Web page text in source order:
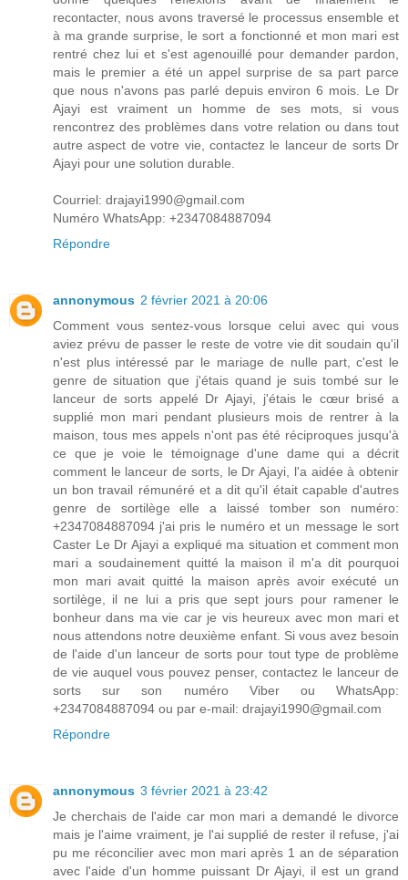
recontacter, nous avons traversé le processus ensemble et
à ma grande surprise, le sort a fonctionné et mon mari est
rentré chez lui et s'est agenouillé pour demander pardon,
mais le premier a été un appel surprise de sa part parce
que nous n'avons pas parlé depuis environ 6 mois. Le Dr
Ajayi est vraiment un homme de ses mots, si vous
rencontrez des problèmes dans votre relation ou dans tout
autre aspect de votre vie, contactez le lanceur de sorts Dr
Ajayi pour une solution durable.
Courriel: drajayi1990@gmail.com
Numéro WhatsApp: +2347084887094
Répondre
annonymous 2 février 2021 à 20:06
Comment vous sentez-vous lorsque celui avec qui vous
aviez prévu de passer le reste de votre vie dit soudain qu'il
n'est plus intéressé par le mariage de nulle part, c'est le
genre de situation que j'étais quand je suis tombé sur le
lanceur de sorts appelé Dr Ajayi, j'étais le cœur brisé a
supplié mon mari pendant plusieurs mois de rentrer à la
maison, tous mes appels n'ont pas été réciproques jusqu'à
ce que je voie le témoignage d'une dame qui a décrit
comment le lanceur de sorts, le Dr Ajayi, l'a aidée à obtenir
un bon travail rémunéré et a dit qu'il était capable d'autres
genre de sortilège elle a laissé tomber son numéro:
+2347084887094 j'ai pris le numéro et un message le sort
Caster Le Dr Ajayi a expliqué ma situation et comment mon
mari a soudainement quitté la maison il m'a dit pourquoi
mon mari avait quitté la maison après avoir exécuté un
sortilège, il ne lui a pris que sept jours pour ramener le
bonheur dans ma vie car je vis heureux avec mon mari et
nous attendons notre deuxième enfant. Si vous avez besoin
de l'aide d'un lanceur de sorts pour tout type de problème
de vie auquel vous pouvez penser, contactez le lanceur de
sorts sur son numéro Viber ou WhatsApp:
+2347084887094 ou par e-mail: drajayi1990@gmail.com
Répondre
annonymous 3 février 2021 à 23:42
Je cherchais de l'aide car mon mari a demandé le divorce
mais je l'aime vraiment, je l'ai supplié de rester il refuse, j'ai
pu me réconcilier avec mon mari après 1 an de séparation
avec l'aide d'un homme puissant Dr Ajayi, il est un grand